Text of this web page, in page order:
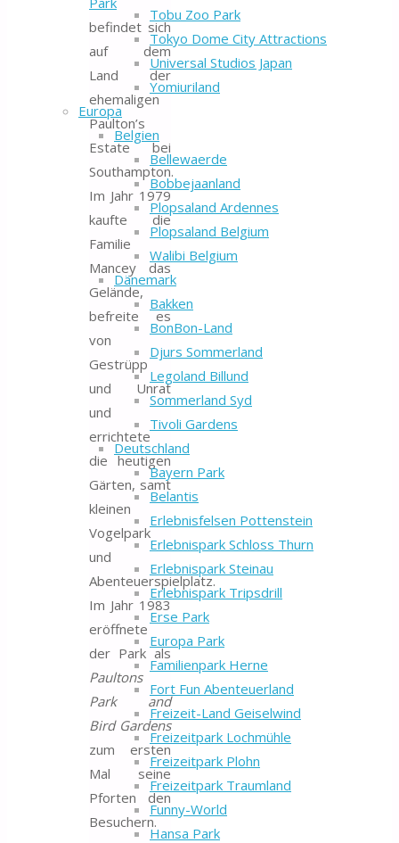
Tobu Zoo Park
Tokyo Dome City Attractions
Universal Studios Japan
Yomiuriland
Europa
Belgien
Bellewaerde
Bobbejaanland
Plopsaland Ardennes
Plopsaland Belgium
Walibi Belgium
Dänemark
Bakken
BonBon-Land
Djurs Sommerland
Legoland Billund
Sommerland Syd
Tivoli Gardens
Deutschland
Bayern Park
Belantis
Erlebnisfelsen Pottenstein
Erlebnispark Schloss Thurn
Erlebnispark Steinau
Erlebnispark Tripsdrill
Erse Park
Europa Park
Familienpark Herne
Fort Fun Abenteuerland
Freizeit-Land Geiselwind
Freizeitpark Lochmühle
Freizeitpark Plohn
Freizeitpark Traumland
Funny-World
Hansa Park
befindet sich
auf dem
Land der
ehemaligen
Paulton’s
Estate bei
Southampton.
Im Jahr 1979
kaufte die
Familie
Mancey das
Gelände,
befreite es
von
Gestrüpp
und Unrat
und
errichtete
die heutigen
Gärten, samt
kleinen
Vogelpark
und
Abenteuerspielplatz.
Im Jahr 1983
eröffnete
der Park als
Paultons
Park and
Bird Gardens
zum ersten
Mal seine
Pforten den
Besuchern.